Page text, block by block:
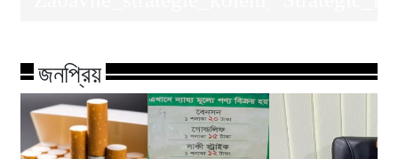
জনপ্রিয়